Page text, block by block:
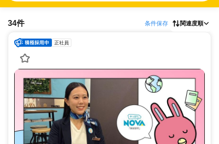
34件 条件保存 関連度順
正社員